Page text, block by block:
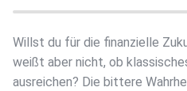
Willst du für die finanzielle
weißt aber nicht, ob
ausreichen? Die bittere